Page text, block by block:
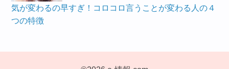
気が変わるの早すぎ！コロコロ言うことが変わる人の４
つの特徴